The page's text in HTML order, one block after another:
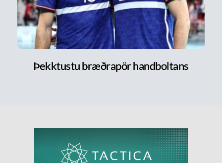
Þekktustu bræðrapör handboltans